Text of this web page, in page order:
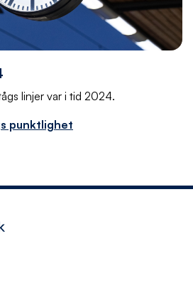
linjer var i tid 2024.
punktlighet